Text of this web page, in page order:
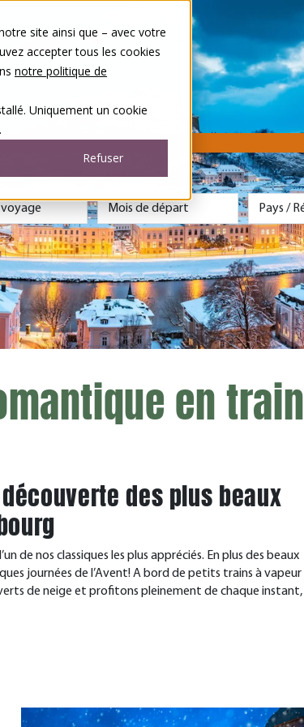
site ainsi que – avec votre
accepter tous les cookies
notre politique de
Uniquement un cookie
Refuser
en train
des plus beaux
de nos classiques les plus appréciés. En plus des beaux
journées de l’Avent! A bord de petits trains à vapeur
de neige et profitons pleinement de chaque instant,